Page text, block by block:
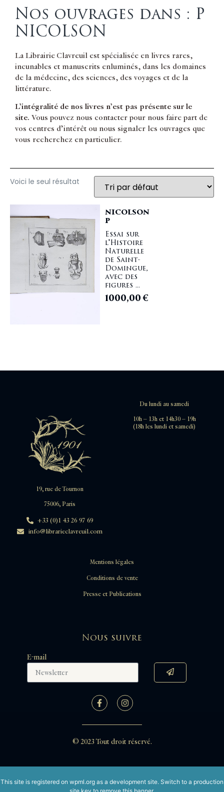
Nos ouvrages dans : P
NICOLSON
La Librairie Clavreuil est spécialisée en livres rares,
incunables et manuscrits enluminés, dans les domaines
de la médecine, des sciences, des voyages et de la
littérature.
L’intégralité de nos livres n’est pas présente sur le
site. Vous pouvez nous contacter pour nous faire part de
vos centres d’intérêt ou nous signaler les ouvrages que
vous recherchez en particulier.
Voici le seul résultat
NICOLSON
P
Essai sur
l'Histoire
Naturelle
de Saint-
Domingue,
avec des
figures ...
1000,00€
Du lundi au samedi
10h – 13h et 14h30 – 19h
(18h les lundi et samedi)
19, rue de Tournon
75006, Paris
+33 (0)1 43 26 97 69
info@librarieclavreuil.com
Mentions légales
Conditions de vente
Presse et Publications
Nous suivre
E-mail
© 2023 Tout droit réservé.
This site is registered on wpml.org as a development site. Switch to a production